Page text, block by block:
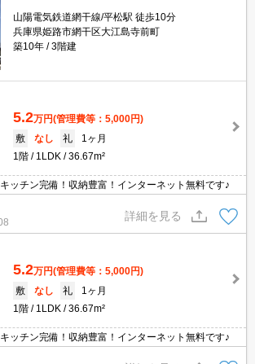
山陽電気鉄道網干線/平松駅 徒歩10分
兵庫県姫路市網干区大江島寺前町
築10年
3階建
5.2万円(管理費等：5,000円)
敷
なし 礼
1ヶ月
1階
1LDK 36.67m²
ッチン完備！収納豊富！インターネット無料です♪
詳細を見る
5.2万円(管理費等：5,000円)
敷
なし 礼
1ヶ月
1階
1LDK 36.67m²
ッチン完備！収納豊富！インターネット無料です♪